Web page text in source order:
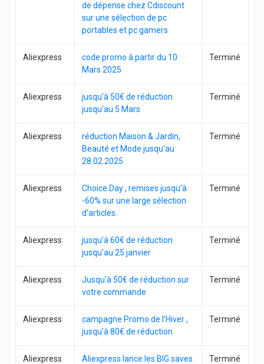
de dépense chez Cdiscount
sur une sélection de pc
portables et pc gamers
Aliexpress
code promo à partir du 10
Mars 2025
Terminé
Aliexpress
jusqu'à 50€ de réduction
jusqu'au 5 Mars
Terminé
Aliexpress
réduction Maison & Jardin,
Beauté et Mode jusqu'au
28.02.2025
Terminé
Aliexpress
Choice Day , remises jusqu'à
-60% sur une large sélection
d'articles.
Terminé
Aliexpress
jusqu'à 60€ de réduction
jusqu'au 25 janvier
Terminé
Aliexpress
Jusqu'à 50€ de réduction sur
votre commande
Terminé
Aliexpress
campagne Promo de l’Hiver ,
jusqu'à 80€ de réduction
Terminé
Aliexpress
Aliexpress lance les BIG saves
Terminé